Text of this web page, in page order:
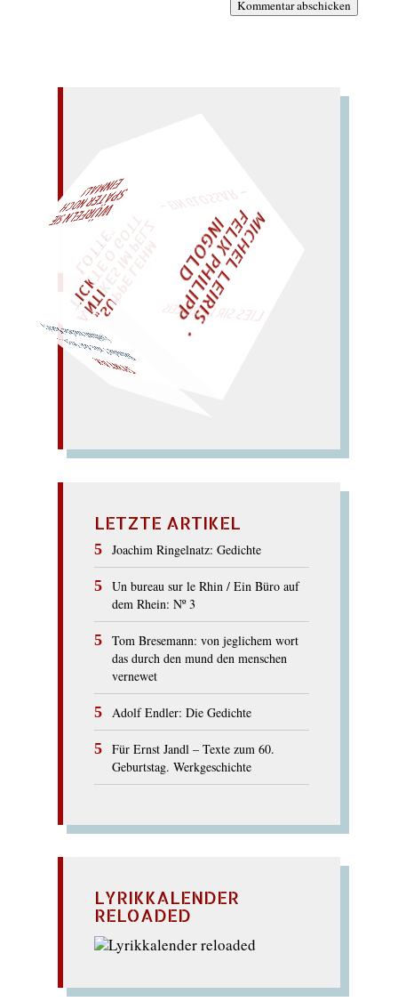
Kommentar abschicken
„
S
U
P
P
E
L
E
H
M
A
N
T
I
K
E
S
I
M
P
E
L
Z T
I
C
K
T
E
O
G
O
T
T L
O
T
T
E
"
SYNTAX
Sünde? nix da! Styx
…
(sühnt nackte Katz!) M
I
C
H
E
L
L
E
I
R
I
S
・
F
E
L
I
X
P
H
I
L
I
P
P
I
N
G
O
L
DLIES SIR LEIRIS LEIS
AL!
LETZTE ARTIKEL
Joachim Ringelnatz: Gedichte
Un bureau sur le Rhin / Ein Büro auf
dem Rhein: Nº 3
Tom Bresemann: von jeglichem wort
das durch den mund den menschen
vernewet
Adolf Endler: Die Gedichte
Für Ernst Jandl – Texte zum 60.
Geburtstag. Werkgeschichte
LYRIKKALENDER
RELOADED